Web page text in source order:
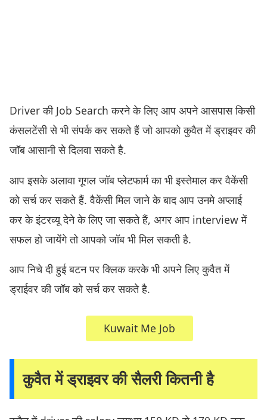
Driver की Job Search करने के लिए आप अपने आसपास किसी
कंसलटेंसी से भी संपर्क कर सकते हैं जो आपको कुवैत में ड्राइवर की
जॉब आसानी से दिलवा सकते है.
आप इसके अलावा गूगल जॉब प्लेटफार्म का भी इस्तेमाल कर वैकेंसी
को सर्च कर सकते हैं. वैकेंसी मिल जाने के बाद आप उनमे अप्लाई
कर के इंटरव्यू देने के लिए जा सकते हैं, अगर आप interview में
सफल हो जायेंगे तो आपको जॉब भी मिल सकती है.
आप निचे दी हुई बटन पर क्लिक करके भी अपने लिए कुवैत में
ड्राईवर की जॉब को सर्च कर सकते है.
Kuwait Me Job
कुवैत में ड्राइवर की सैलरी कितनी है